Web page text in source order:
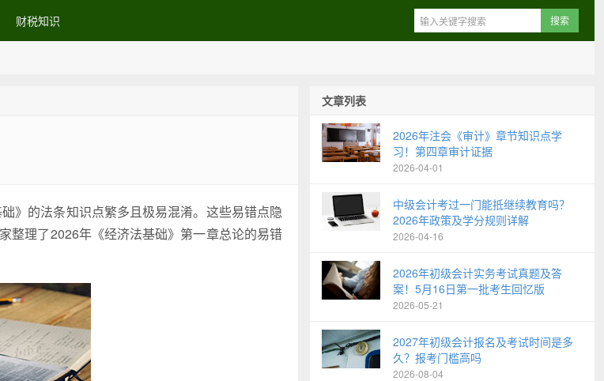
财税知识
》的法条知识点繁多且极易混淆。这些易错点隐
整理了2026年《经济法基础》第一章总论的易错
文章列表
2026年注会《审计》章节知识点学
习！第四章审计证据
2026-04-01
中级会计考过一门能抵继续教育吗？
2026年政策及学分规则详解
2026-04-16
2026年初级会计实务考试真题及答
案！5月16日第一批考生回忆版
2026-05-21
2027年初级会计报名及考试时间是多
久？报考门槛高吗
2026-08-04